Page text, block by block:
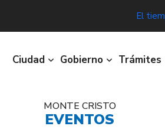
El
Ciudad Gobierno Trámites
MONTE CRISTO
EVENTOS